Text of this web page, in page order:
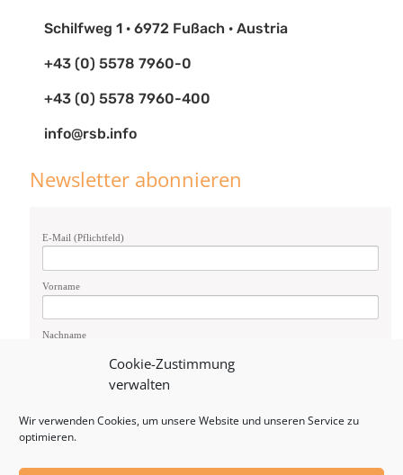
Cookie-Zustimmung
verwalten
Wir verwenden Cookies, um unsere Website und unseren Service zu
optimieren.
Schilfweg 1 · 6972 Fußach · Austria
+43 (0) 5578 7960-0
+43 (0) 5578 7960-400
info@rsb.info
Newsletter abonnieren
E-Mail (Pflichtfeld)
Vorname
Nachname
Männlich